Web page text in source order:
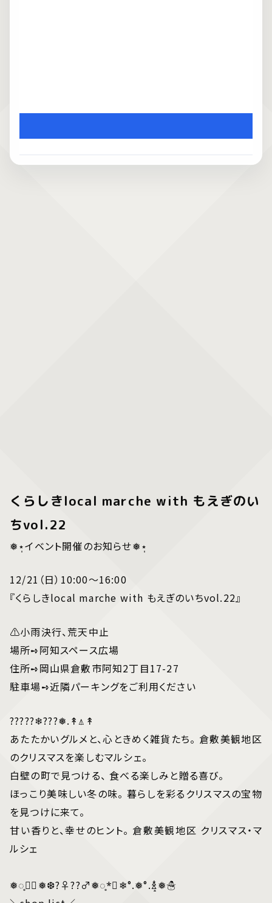
くらしきlocal marche with もえぎのい
ちvol.22
❅⋆̩イベント開催のお知らせ❅⋆̩
12/21（日）10:00～16:00
『くらしきlocal marche with もえぎのいちvol.22』
⚠小雨決行、荒天中止
場所➺阿知スペース広場
住所➺岡山県倉敷市阿知2丁目17-27
駐車場➺近隣パーキングをご利用ください
?????❄︎???❅. ↟⍋ ↟
あたたかいグルメと、心ときめく雑貨たち。 倉敷美観地区
のクリスマスを楽しむマルシェ。
​白壁の町で見つける、 食べる楽しみと贈る喜び。
​ほっこり美味しい冬の味。 暮らしを彩るクリスマスの宝物
を見つけに来て。
​甘い香りと、幸せのヒント。 倉敷美観地区 クリスマス・マ
ルシェ
❅◌̥☃ ⃝❅❆?‍♀️??‍♂️❅◌̥*⃝❄°.❅°.ꊛ໋̝❅☃